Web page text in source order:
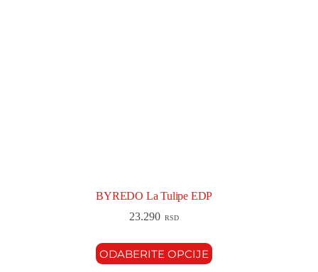
BYREDO La Tulipe EDP
23.290 RSD
ODABERITE OPCIJE